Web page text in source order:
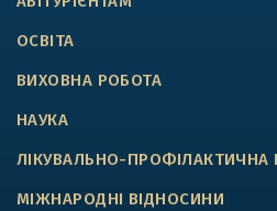
ОСВІТА
ВИХОВНА РОБОТА
НАУКА
ЛІКУВАЛЬНО-ПРОФІЛАКТИЧНА
МІЖНАРОДНІ ВІДНОСИНИ